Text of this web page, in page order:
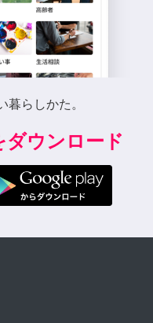
暮らしかた。
ダウンロード